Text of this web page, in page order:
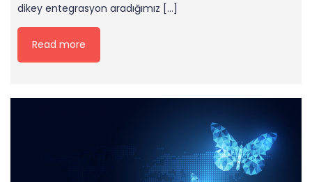
dikey entegrasyon aradığımız […]
Read more